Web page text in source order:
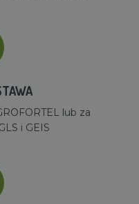
lub za
i GEIS